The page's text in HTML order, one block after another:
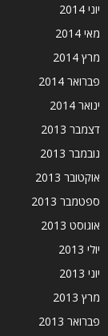
יוני 2014
מאי 2014
מרץ 2014
פברואר 2014
ינואר 2014
דצמבר 2013
נובמבר 2013
אוקטובר 2013
ספטמבר 2013
אוגוסט 2013
יולי 2013
יוני 2013
מרץ 2013
פברואר 2013